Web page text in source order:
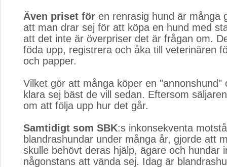
Även priset för en renrasig hund är många
att man drar sej för att köpa en hund med
att det inte är överpriser det är frågan om.
föda upp, registrera och åka till veterinären
och papper.
Vilket gör att många köper en "annonshund"
klara sej bäst de vill sedan. Eftersom
om att följa upp hur det går.
Samtidigt som SBK:s inkonsekventa
blandrashundar under många år, gjorde att
skulle behövt deras hjälp, ägare och hundar
någonstans att vända sej. Idag är